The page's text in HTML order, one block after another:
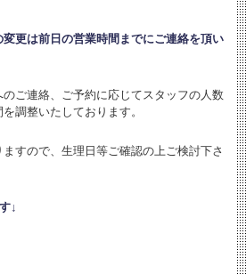
変更は前日の営業時間までにご連絡を頂い
ご連絡、ご予約に応じてスタッフの人数
調整いたしております。
すので、生理日等ご確認の上ご検討下さ
↓